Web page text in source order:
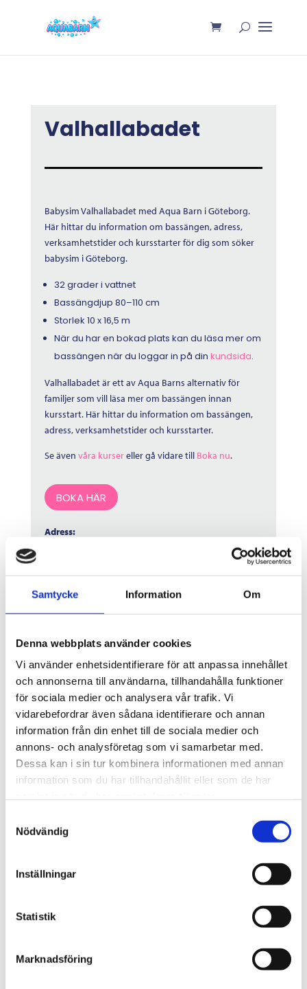
Samtycke Information Om
Denna webbplats använder cookies
Vi använder enhetsidentifierare för att anpassa innehållet
och annonserna till användarna, tillhandahålla funktioner
för sociala medier och analysera vår trafik. Vi
vidarebefordrar även sådana identifierare och annan
information från din enhet till de sociala medier och
annons- och analysföretag som vi samarbetar med.
Dessa kan i sin tur kombinera informationen med annan
information som du har tillhandahållit eller som de har
Nödvändig
Inställningar
Statistik
Marknadsföring
Valhallabadet
Babysim Valhallabadet med Aqua Barn i Göteborg.
Här hittar du information om bassängen, adress,
verksamhetstider och kursstarter för dig som söker
babysim i Göteborg.
32 grader i vattnet
Bassängdjup 80–110 cm
Storlek 10 x 16,5 m
När du har en bokad plats kan du läsa mer om
bassängen när du loggar in på din kundsida.
Valhallabadet är ett av Aqua Barns alternativ för
familjer som vill läsa mer om bassängen innan
kursstart. Här hittar du information om bassängen,
adress, verksamhetstider och kursstarter.
Se även våra kursereller gå vidare till Boka nu.
BOKA HÄR
Adress:
Verksamhetstider:
Måndagar: 08.30 – 11.30
Kursstart:
På Valhallabadet har vi endast babysim.
Vecka 35
Vecka 43